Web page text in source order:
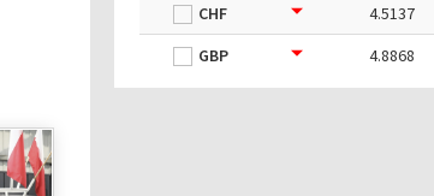
CHF
4.5137
GBP
4.8868